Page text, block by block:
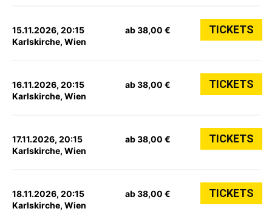
15.11.2026, 20:15
Karlskirche, Wien
ab 38,00 € TICKETS
16.11.2026, 20:15
Karlskirche, Wien
ab 38,00 € TICKETS
17.11.2026, 20:15
Karlskirche, Wien
ab 38,00 € TICKETS
18.11.2026, 20:15
Karlskirche, Wien
ab 38,00 € TICKETS